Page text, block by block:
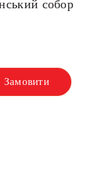
собор
Замовити